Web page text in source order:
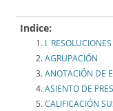
Indice:
I.
AGRUPACIÓN
ANOTACIÓN DE
ASIENTO DE
CALIFICACIÓN